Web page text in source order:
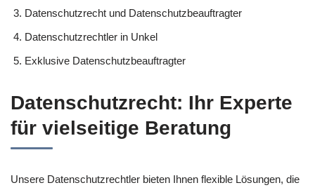
Datenschutzrecht und Datenschutzbeauftragter
Datenschutzrechtler in Unkel
Exklusive Datenschutzbeauftragter
Datenschutzrecht: Ihr Experte
für vielseitige Beratung
Unsere Datenschutzrechtler bieten Ihnen flexible Lösungen, die